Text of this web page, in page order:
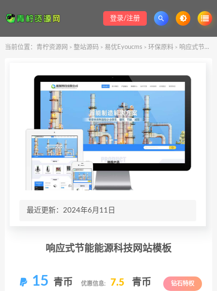
登录/注册
当前位置： 青柠资源网 > 整站源码 > 易优Eyoucms > 环保原料 > 响应式节能能源科技网站模板
最近更新：2024年6月11日
响应式节能能源科技网站模板
15 青币 优惠信息: 7.5 青币 钻石特权